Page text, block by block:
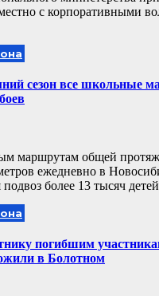
с корпоративными
сезон все школьные
маршрутам общей
ежедневно в
подвоз более 13 тысяч
погибшим
в Болотном